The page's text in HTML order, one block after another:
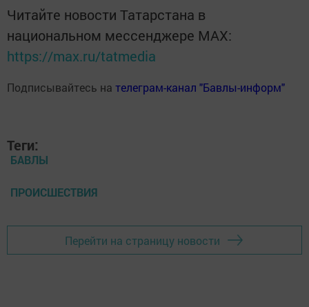
Читайте новости Татарстана в
национальном мессенджере MАХ:
https://max.ru/tatmedia
Подписывайтесь на телеграм-канал "Бавлы-информ"
Теги:
БАВЛЫ
ПРОИСШЕСТВИЯ
Перейти на страницу новости